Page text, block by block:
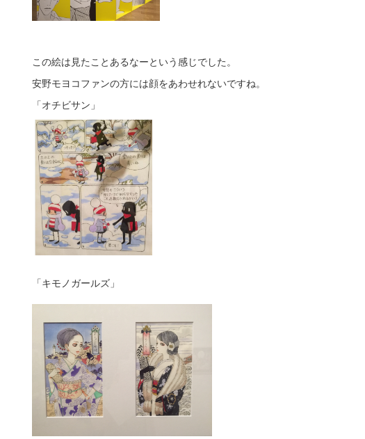
この絵は見たことあるなーという感じでした。
安野モヨコファンの方には顔をあわせれないですね。
「オチビサン」
「キモノガールズ」